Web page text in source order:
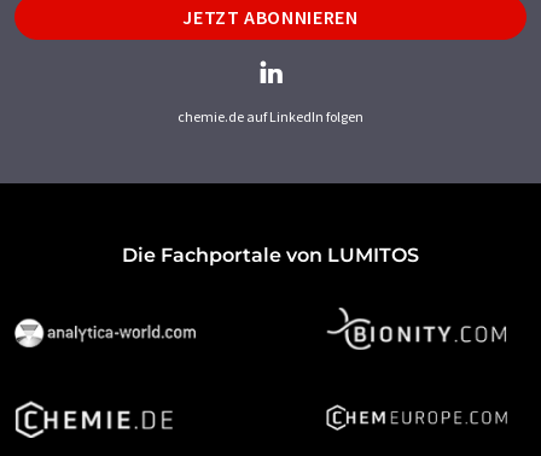
JETZT ABONNIEREN
chemie.de auf LinkedIn folgen
Die Fachportale von LUMITOS